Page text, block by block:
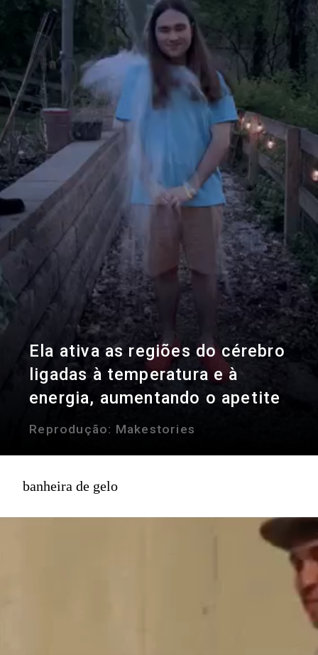
Ela ativa as regiões do cérebro
ligadas à temperatura e à
energia, aumentando o apetite
Reprodução: Makestories
banheira de gelo